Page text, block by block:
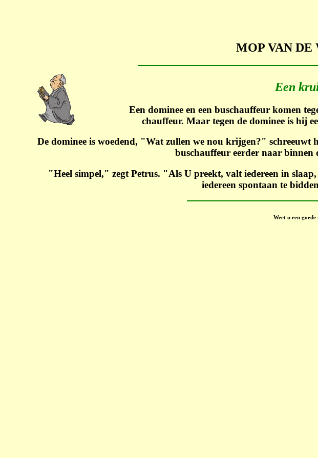
MOP VAN DE
Een
Een dominee en een buschauffeur komen
chauffeur. Maar tegen de dominee is hij
De dominee is woedend, "Wat zullen we nou krijgen?" schreeuwt
buschauffeur eerder naar
"Heel simpel," zegt Petrus. "Als U preekt, valt iedereen in
iedereen spontaan te
Weet u een